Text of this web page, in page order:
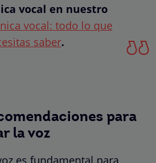
vocal en nuestro
vocal: todo lo que
saber.
para
la voz
es fundamental para